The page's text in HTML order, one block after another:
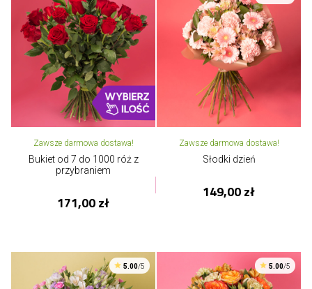
Zawsze darmowa dostawa!
Bukiet od 7 do 1000 róż z
przybraniem
171,00 zł
Zawsze darmowa dostawa!
Słodki dzień
149,00 zł
5.00/5 5.00/5